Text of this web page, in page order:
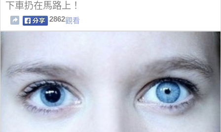
下車扔在馬路上！
2862觀看